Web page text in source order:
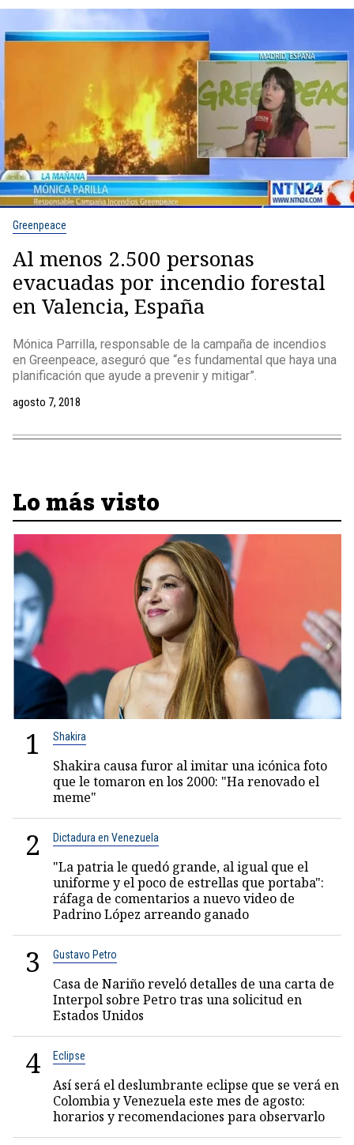
Greenpeace
Al menos 2.500 personas
evacuadas por incendio forestal
en Valencia, España
Mónica Parrilla, responsable de la campaña de incendios
en Greenpeace, aseguró que “es fundamental que haya una
planificación que ayude a prevenir y mitigar”.
agosto 7, 2018
Lo más visto
1 Shakira
Shakira causa furor al imitar una icónica foto
que le tomaron en los 2000: "Ha renovado el
meme"
2 Dictadura en Venezuela
"La patria le quedó grande, al igual que el
uniforme y el poco de estrellas que portaba":
ráfaga de comentarios a nuevo video de
Padrino López arreando ganado
3 Gustavo Petro
Casa de Nariño reveló detalles de una carta de
Interpol sobre Petro tras una solicitud en
Estados Unidos
4 Eclipse
Así será el deslumbrante eclipse que se verá en
Colombia y Venezuela este mes de agosto:
horarios y recomendaciones para observarlo